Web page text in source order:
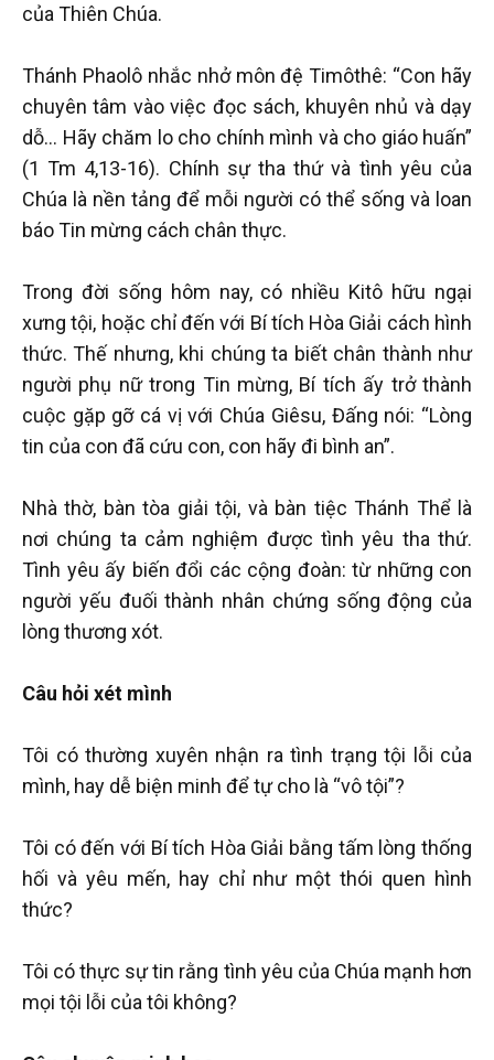
của Thiên Chúa.
Thánh Phaolô nhắc nhở môn đệ Timôthê: “Con hãy
chuyên tâm vào việc đọc sách, khuyên nhủ và dạy
dỗ... Hãy chăm lo cho chính mình và cho giáo huấn”
(1 Tm 4,13-16). Chính sự tha thứ và tình yêu của
Chúa là nền tảng để mỗi người có thể sống và loan
báo Tin mừng cách chân thực.
Trong đời sống hôm nay, có nhiều Kitô hữu ngại
xưng tội, hoặc chỉ đến với Bí tích Hòa Giải cách hình
thức. Thế nhưng, khi chúng ta biết chân thành như
người phụ nữ trong Tin mừng, Bí tích ấy trở thành
cuộc gặp gỡ cá vị với Chúa Giêsu, Đấng nói: “Lòng
tin của con đã cứu con, con hãy đi bình an”.
Nhà thờ, bàn tòa giải tội, và bàn tiệc Thánh Thể là
nơi chúng ta cảm nghiệm được tình yêu tha thứ.
Tình yêu ấy biến đổi các cộng đoàn: từ những con
người yếu đuối thành nhân chứng sống động của
lòng thương xót.
Câu hỏi xét mình
Tôi có thường xuyên nhận ra tình trạng tội lỗi của
mình, hay dễ biện minh để tự cho là “vô tội”?
Tôi có đến với Bí tích Hòa Giải bằng tấm lòng thống
hối và yêu mến, hay chỉ như một thói quen hình
thức?
Tôi có thực sự tin rằng tình yêu của Chúa mạnh hơn
mọi tội lỗi của tôi không?